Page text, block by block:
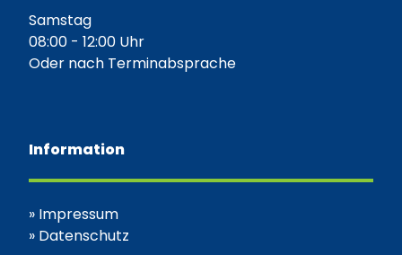
Samstag
08:00 - 12:00 Uhr
Oder nach Terminabsprache
Information
» Impressum
» Datenschutz